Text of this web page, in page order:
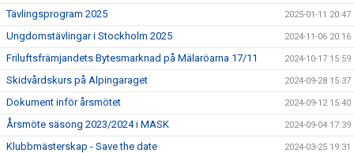
MATILDA RAPAPORT MINNESFOND
Tävlingsprogram 2025 2025-01-11 20:47
Ungdomstävlingar i Stockholm 2025 2024-11-06 20:16
Friluftsfrämjandets Bytesmarknad på Mälaröarna 17/11 2024-10-17 15:59
Skidvårdskurs på Alpingaraget 2024-09-28 15:37
Dokument inför årsmötet 2024-09-12 15:40
Årsmöte säsong 2023/2024 i MASK 2024-09-04 17:39
Klubbmästerskap - Save the date 2024-03-25 19:31